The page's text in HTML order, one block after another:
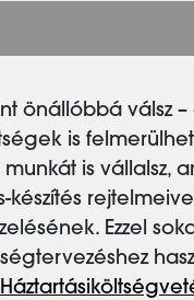
önállóbbá válsz
is
is vállalsz,
Ezzel